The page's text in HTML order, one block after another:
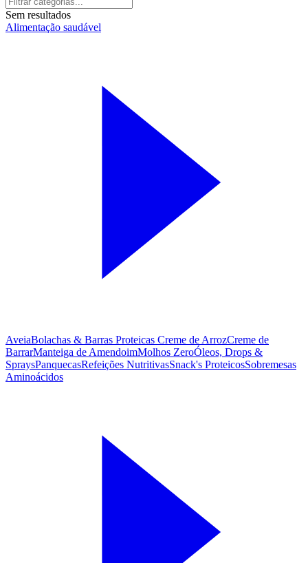
Sem resultados
Alimentação saudável
AveiaBolachas & Barras Proteicas Creme de ArrozCreme de
BarrarManteiga de AmendoimMolhos ZeroÓleos, Drops &
SpraysPanquecasRefeições NutritivasSnack's ProteicosSobremesas
Aminoácidos